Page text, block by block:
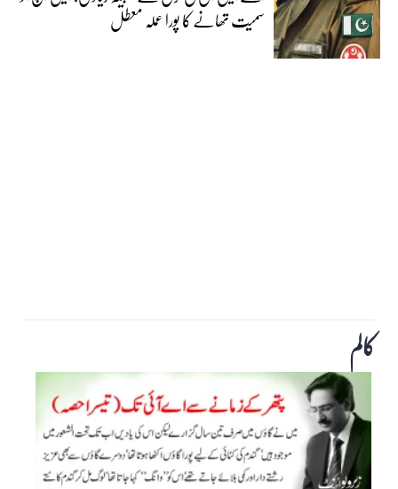
سمیت تھانے کا پورا عملہ معطل
کالم